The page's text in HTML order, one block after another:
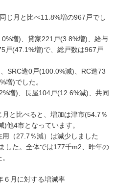
じ月と比べ11.8%増の967戸でし
増)、貸家221戸(3.8%増)、給与
戸(47.1%増)で、総戸数は967戸
SRC造0戸(100.0%減)、RC造73
増)でした。
増)、長屋104戸(12.6%減)、共同
と比べると、増加は津市(54.7％
他4市となっています。
（27.7％減）は減少しました
した。全体では177千m2、昨年の
６月に対する増減率